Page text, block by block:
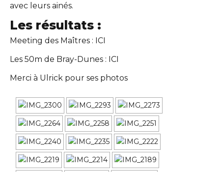
avec leurs ainés.
Les résultats :
Meeting des Maîtres : ICI
Les 50m de Bray-Dunes : ICI
Merci à Ulrick pour ses photos